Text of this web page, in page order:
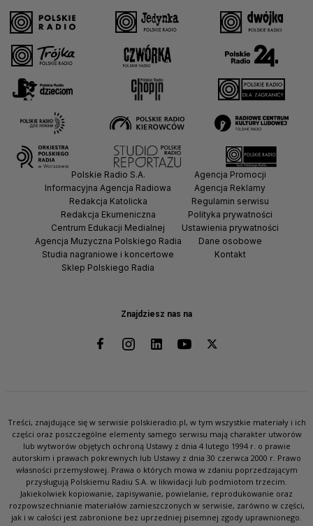
Znajdziesz nas na
Polskie Radio S.A.
Informacyjna Agencja Radiowa
Redakcja Katolicka
Redakcja Ekumeniczna
Centrum Edukacji Medialnej
Agencja Muzyczna Polskiego Radia
Studia nagraniowe i koncertowe
Sklep Polskiego Radia
Agencja Promocji
Agencja Reklamy
Regulamin serwisu
Polityka prywatności
Ustawienia prywatności
Dane osobowe
Kontakt
Treści, znajdujące się w serwisie polskieradio.pl, w tym wszystkie materiały i ich
części oraz poszczególne elementy samego serwisu mają charakter utworów
lub wytworów objętych ochroną Ustawy z dnia 4 lutego 1994 r. o prawie
autorskim i prawach pokrewnych lub Ustawy z dnia 30 czerwca 2000 r. Prawo
własności przemysłowej. Prawa o których mowa w zdaniu poprzedzającym
przysługują Polskiemu Radiu S.A. w likwidacji lub podmiotom trzecim.
Jakiekolwiek kopiowanie, zapisywanie, powielanie, reprodukowanie oraz
rozpowszechnianie materiałów zamieszczonych w serwisie, zarówno w części,
jak i w całości jest zabronione bez uprzedniej pisemnej zgody uprawnionego.